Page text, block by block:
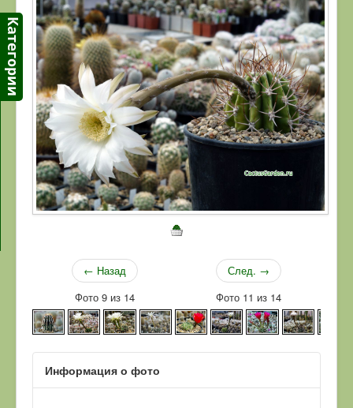
Ссылки
Контакты
← Назад
Фото 9 из 14
След. →
Фото 11 из 14
Информация о фото